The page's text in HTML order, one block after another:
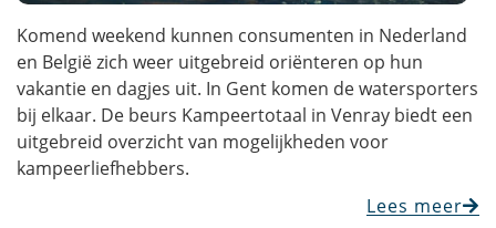
Komend weekend kunnen consumenten in Nederland
en België zich weer uitgebreid oriënteren op hun
vakantie en dagjes uit. In Gent komen de watersporters
bij elkaar. De beurs Kampeertotaal in Venray biedt een
uitgebreid overzicht van mogelijkheden voor
kampeerliefhebbers.
Lees meer